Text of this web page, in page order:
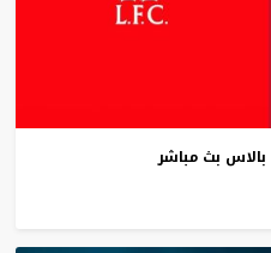
بالاس بث مباشر